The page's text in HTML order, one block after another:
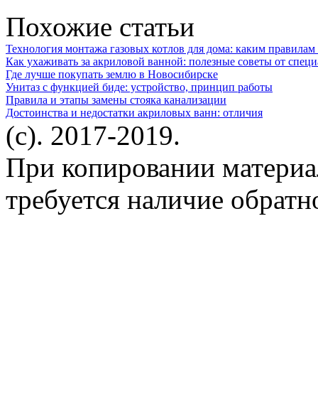
Похожие статьи
Технология монтажа газовых котлов для дома: каким правилам
Как ухаживать за акриловой ванной: полезные советы от
Где лучше покупать землю в Новосибирске
Унитаз с функцией биде: устройство, принцип работы
Правила и этапы замены стояка канализации
Достоинства и недостатки акриловых ванн: отличия
(c). 2017-2019.
При копировании
требуется наличие